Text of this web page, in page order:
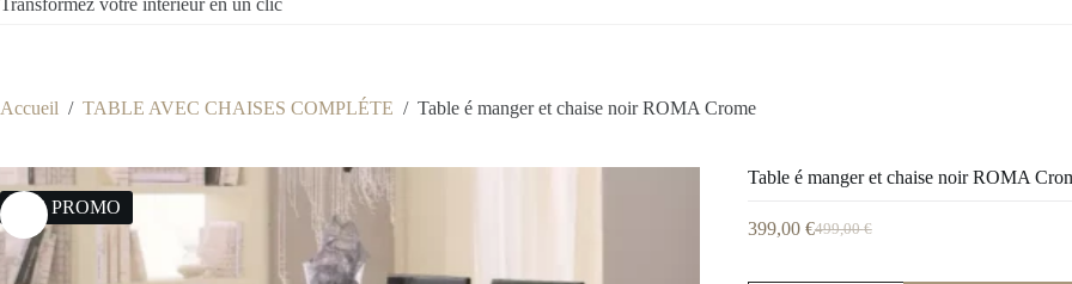
Accueil / TABLE AVEC CHAISES COMPLÉTE / Table é manger et chaise noir ROMA Crome
20% PROMO
Table é manger et chaise noir ROMA
499,00€
399,00 €